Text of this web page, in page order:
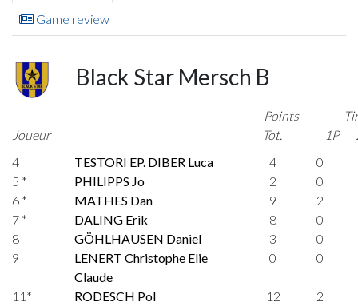
Game review
Black Star Mersch B
Joueur
Points
Tot.
1P
4
TESTORI EP. DIBER Luca 4
0
5 *
PHILIPPS Jo 2
0
6 *
MATHES Dan 9
2
7 *
DALING Erik 8
0
8
GÖHLHAUSEN Daniel 3
0
9
LENERT Christophe Elie
Claude
0 0
11* RODESCH Pol 12
2